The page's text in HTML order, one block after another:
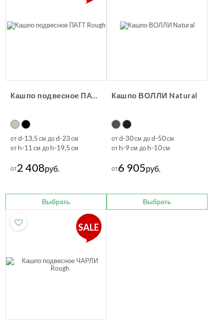
Кашпо подвесное ПАТТ Rough
отd-13,5 см доd-23 см
отh-11 см доh-19,5 см
от2 408руб.
Выбрать
Кашпо ВОЛЛИ Natural
отd-30см доd-50см
отh-9 см доh-10см
от6 905руб.
Выбрать
SALE